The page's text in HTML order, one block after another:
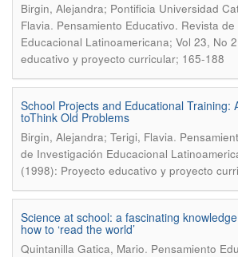
Birgin, Alejandra; Pontificia Universidad
Flavia. Pensamiento Educativo. Revista
Educacional Latinoamericana; Vol 23, No
educativo y proyecto curricular; 165-188
School Projects and Educational Training:
toThink Old Problems
Birgin, Alejandra; Terigi, Flavia.
de Investigación Educacional
(1998): Proyecto educativo y proyecto
Science at school: a fascinating
how to ‘read the world’
Quintanilla Gatica, Mario. Pensamiento